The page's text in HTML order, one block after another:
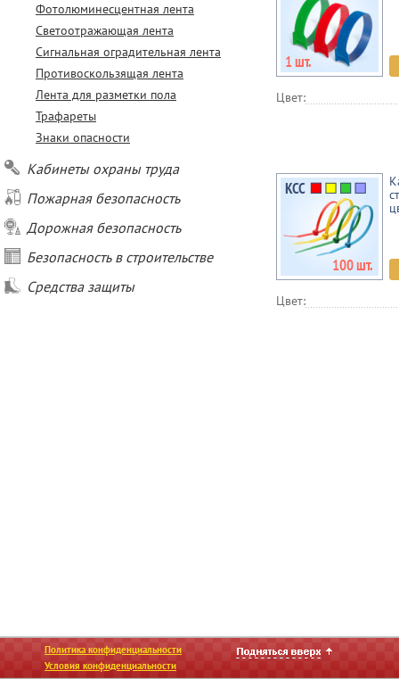
Фотолюминесцентная лента
Светоотражающая лента
Сигнальная оградительная лента
Противоскользящая лента
Лента для разметки пола
Трафареты
Знаки опасности
Кабинеты охраны труда
Пожарная безопасность
Дорожная безопасность
Безопасность в строительстве
Средства защиты
Цвет:
Цвет:
Политика конфиденциальности
Условия конфиденциальности